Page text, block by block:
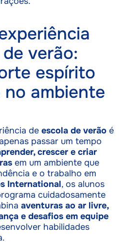
verão:
espírito
no ambiente
de escola de verãoé
passar um tempo
crescer e criar
em um ambiente que
e o trabalho em
International, os alunos
cuidadosamente
aventuras ao ar livre,
e desafios em equipe
habilidades